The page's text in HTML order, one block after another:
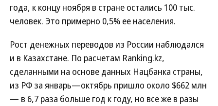
года, к концу ноября в стране остались 100 тыс.
человек. Это примерно 0,5% ее населения.
Рост денежных переводов из России наблюдался
и в Казахстане. По расчетам Ranking.kz,
сделанными на основе данных Нацбанка страны,
из РФ за январь—октябрь пришло около $662 млн
— в 6,7 раза больше год к году, но все же в разы